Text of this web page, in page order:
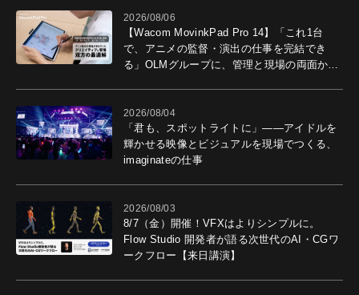
2026/08/06
【Wacom MovinkPad Pro 14】「これ1台
で、アニメの監督・演出の仕事を完結でき
る」OLMグループに、管理と現場の両面から
2026/08/04
「君も、スポットライトに」――アイドルを
輝かせる映像とビジュアルを現場でつくる、
imaginateの仕事
2026/08/03
8/7（金）開催！VFXはよりシンプルに。
Flow Studio 開発者が語る次世代のAI・CGワ
ークフロー【来日講演】